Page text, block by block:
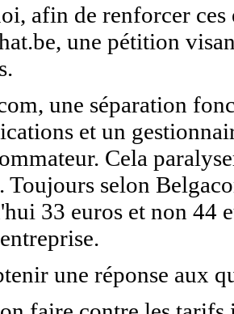
afin de renforcer
une pétition
une séparation
et un
Cela
Toujours selon
33 euros et non 44
une réponse aux